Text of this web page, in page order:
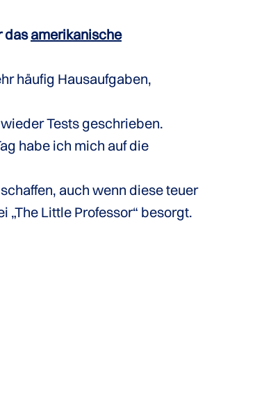
dasamerikanische
häufig Hausaufgaben,
Tests geschrieben.
habe ich mich auf die
auch wenn diese teuer
Little Professor“ besorgt.